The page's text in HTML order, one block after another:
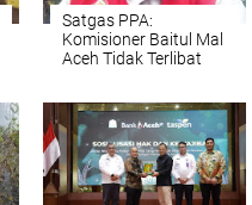
Satgas PPA:
Komisioner Baitul Mal
Aceh Tidak Terlibat
Hoaks